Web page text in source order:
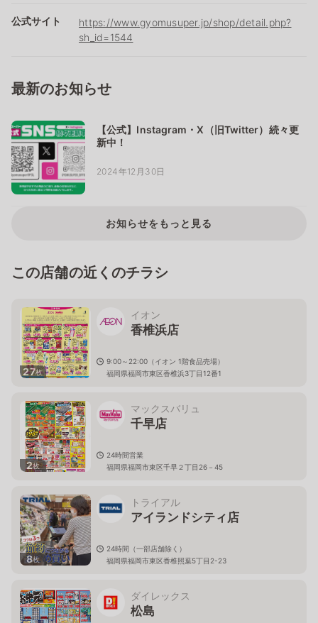
公式サイト
https://www.gyomusuper.jp/shop/detail.php?
sh_id=1544
最新のお知らせ
【公式】Instagram・X（旧Twitter）続々更
新中！
2024年12月30日
お知らせをもっと見る
この店舗の近くのチラシ
27枚
イオン
香椎浜店
9:00～22:00（イオン 1階食品売場）
福岡県福岡市東区香椎浜3丁目12番1
2枚
マックスバリュ
千早店
24時間営業
福岡県福岡市東区千早２丁目26－45
8枚
トライアル
アイランドシティ店
24時間（一部店舗除く）
福岡県福岡市東区香椎照葉5丁目2-23
ダイレックス
松島